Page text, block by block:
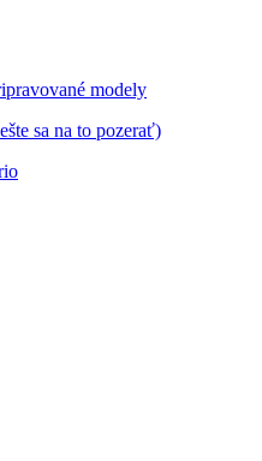
modely
sa na to pozerať)